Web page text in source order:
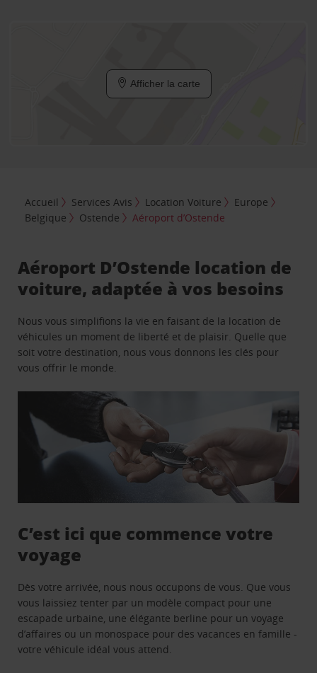
Afficher la carte
Accueil Services Avis Location Voiture
Europe
Belgique
Ostende Aéroport d’Ostende
Aéroport D’Ostende location de
voiture, adaptée à vos besoins
Nous vous simplifions la vie en faisant de la location de
véhicules un moment de liberté et de plaisir. Quelle que
soit votre destination, nous vous donnons les clés pour
vous offrir le monde.
C’est ici que commence votre
voyage
Dès votre arrivée, nous nous occupons de vous. Que vous
vous laissiez tenter par un modèle compact pour une
escapade urbaine, une élégante berline pour un voyage
d’affaires ou un monospace pour des vacances en famille -
votre véhicule idéal vous attend.